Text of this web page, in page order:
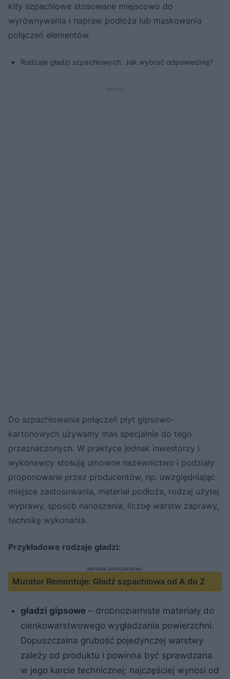
kity szpachlowe stosowane miejscowo do
wyrównywania i napraw podłoża lub maskowania
połączeń elementów.
Rodzaje gładzi szpachlowych. Jak wybrać odpowiednią?
Do szpachlowania połączeń płyt gipsowo-
kartonowych używamy mas specjalnie do tego
przeznaczonych. W praktyce jednak inwestorzy i
wykonawcy stosują umowne nazewnictwo i podziały
proponowane przez producentów, np. uwzględniając
miejsce zastosowania, materiał podłoża, rodzaj użytej
wyprawy, sposób nanoszenia, liczbę warstw zaprawy,
technikę wykonania.
Przykładowe rodzaje gładzi:
Murator Remontuje: Gładź szpachlowa od A do Z
MATERIAŁ SPONSOROWANY
gładzi gipsowe – drobnoziarniste materiały do
cienkowarstwowego wygładzania powierzchni.
Dopuszczalna grubość pojedynczej warstwy
zależy od produktu i powinna być sprawdzana
w jego karcie technicznej; najczęściej wynosi od